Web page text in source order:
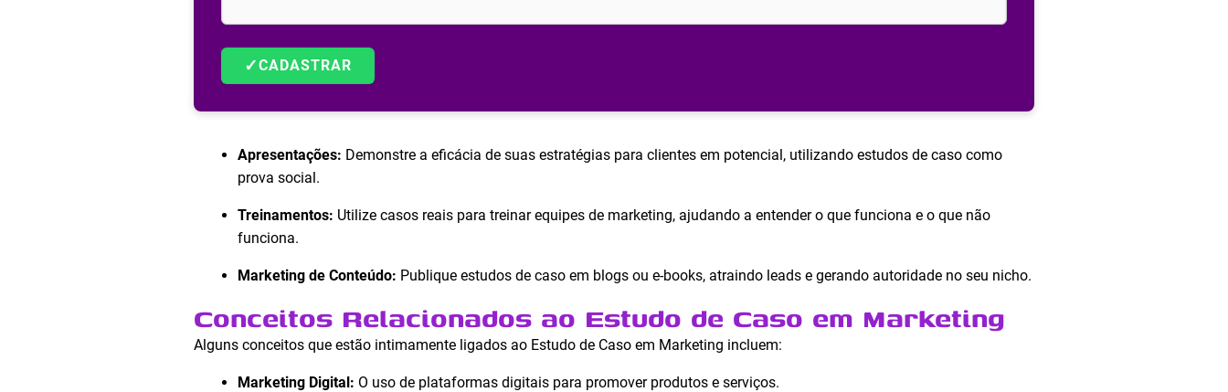
✓CADASTRAR
Apresentações: Demonstre a eficácia de suas estratégias para clientes em potencial, utilizando estudos de caso como
prova social.
Treinamentos: Utilize casos reais para treinar equipes de marketing, ajudando a entender o que funciona e o que não
funciona.
Marketing de Conteúdo: Publique estudos de caso em blogs ou e-books, atraindo leads e gerando autoridade no seu nicho.
Conceitos Relacionados ao Estudo de Caso em Marketing
Alguns conceitos que estão intimamente ligados ao Estudo de Caso em Marketing incluem:
Marketing Digital: O uso de plataformas digitais para promover produtos e serviços.